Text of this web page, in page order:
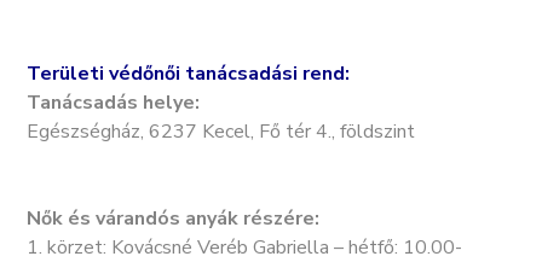
Területi védőnői tanácsadási rend:
Tanácsadás helye:
Egészségház, 6237 Kecel, Fő tér 4., földszint
Nők és várandós anyák részére:
1. körzet: Kovácsné Veréb Gabriella – hétfő: 10.00-